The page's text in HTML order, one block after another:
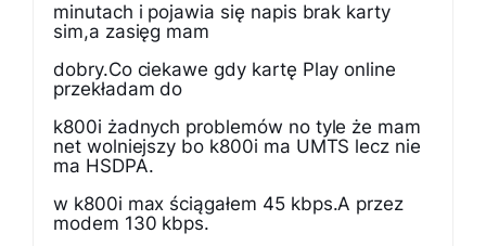
minutach i pojawia się napis brak karty
sim,a zasięg mam
dobry.Co ciekawe gdy kartę Play online
przekładam do
k800i żadnych problemów no tyle że mam
net wolniejszy bo k800i ma UMTS lecz nie
ma HSDPA.
w k800i max ściągałem 45 kbps.A przez
modem 130 kbps.